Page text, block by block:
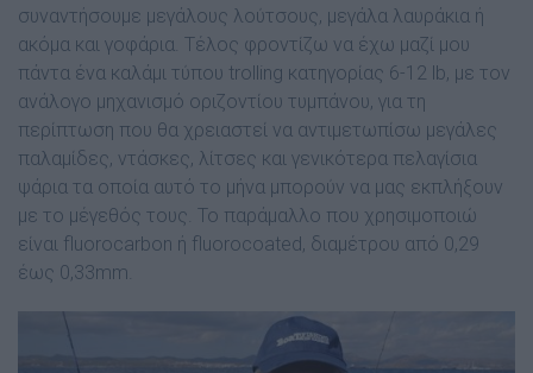
συναντήσουµε µεγάλους λούτσους, µεγάλα λαυράκια ή
ακόµα και γοφάρια. Τέλος φροντίζω να έχω µαζί µου
πάντα ένα καλάµι τύπου trolling κατηγορίας 6-12 lb, µε τον
ανάλογο µηχανισµό οριζοντίου τυµπάνου, για τη
περίπτωση που θα χρειαστεί να αντιµετωπίσω µεγάλες
παλαµίδες, ντάσκες, λίτσες και γενικότερα πελαγίσια
ψάρια τα οποία αυτό το µήνα µπορούν να µας εκπλήξουν
µε το µέγεθός τους. Το παράµαλλο που χρησιµοποιώ
είναι fluorocarbon ή fluorocoated, διαµέτρου από 0,29
έως 0,33mm.